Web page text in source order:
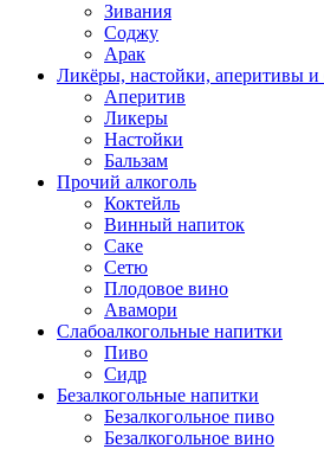
Зивания
Соджу
Арак
Ликёры, настойки, аперитивы и
Аперитив
Ликеры
Настойки
Бальзам
Прочий алкоголь
Коктейль
Винный напиток
Саке
Сетю
Плодовое вино
Авамори
Слабоалкогольные напитки
Пиво
Сидр
Безалкогольные напитки
Безалкогольное пиво
Безалкогольное вино